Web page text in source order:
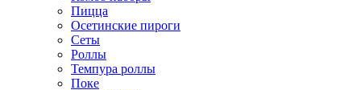
Пицца
Осетинские пироги
Сеты
Роллы
Темпура роллы
Поке